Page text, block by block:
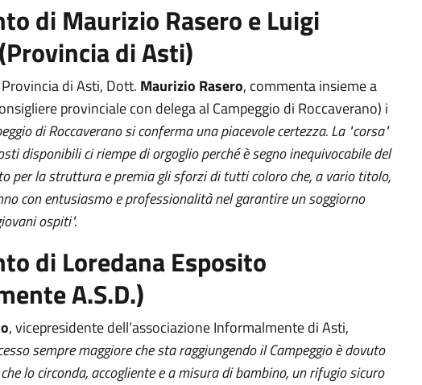
di Maurizio Rasero e Luigi
di Asti)
di Asti, Dott. Maurizio Rasero, commenta insieme a
provinciale con delega al Campeggio di Roccaverano) i
di Roccaverano si conferma una piacevole certezza. La "corsa"
disponibili ci riempe di orgoglio perché è segno inequivocabile del
per la struttura e premia gli sforzi di tutti coloro che, a vario titolo,
con entusiasmo e professionalità nel garantire un soggiorno
ospiti".
di Loredana Esposito
A.S.D.)
, vicepresidente dell’associazione Informalmente di Asti,
sempre maggiore che sta raggiungendo il Campeggio è dovuto
lo circonda, accogliente e a misura di bambino, un rifugio sicuro